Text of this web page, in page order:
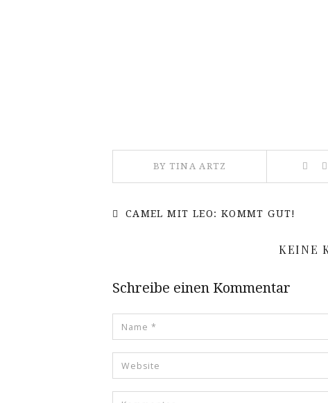
BY TINA ARTZ
CAMEL MIT LEO: KOMMT GUT!
KEINE
Schreibe einen Kommentar